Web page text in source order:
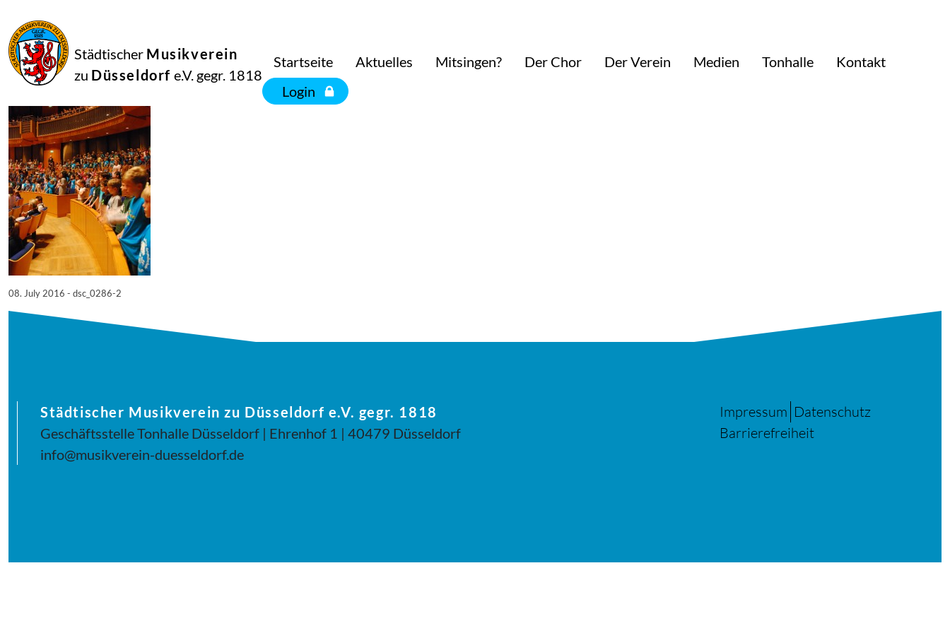
Städtischer Musikverein
zu Düsseldorf e.V. gegr. 1818
Startseite Aktuelles Mitsingen? Der Chor Der Verein Medien Tonhalle
Kontakt
Login
2016
Netkotec
SingPause Konzert 05.07.
08. July 2016 - dsc_0286-2
Städtischer Musikverein zu Düsseldorf e.V. gegr. 1818
Geschäftsstelle Tonhalle Düsseldorf | Ehrenhof 1 | 40479 Düsseldorf
info@musikverein-duesseldorf.de
Impressum Datenschutz
Barrierefreiheit